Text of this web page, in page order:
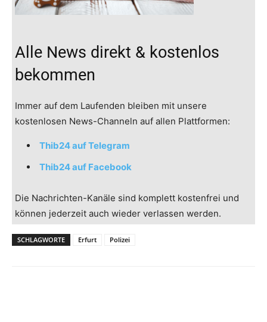
Alle News direkt & kostenlos
bekommen
Immer auf dem Laufenden bleiben mit unsere
kostenlosen News-Channeln auf allen Plattformen:
Thib24 auf Telegram
Thib24 auf Facebook
Die Nachrichten-Kanäle sind komplett kostenfrei und
können jederzeit auch wieder verlassen werden.
SCHLAGWORTE Erfurt Polizei